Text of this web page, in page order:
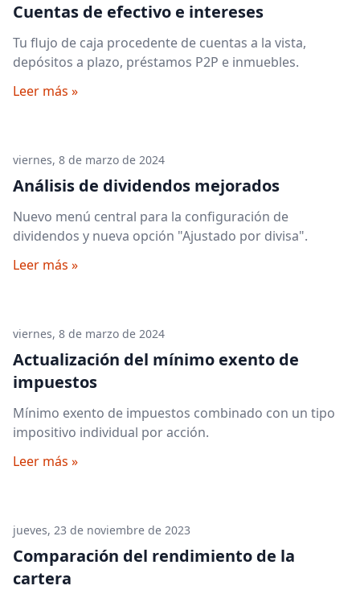
Cuentas de efectivo e intereses
Tu flujo de caja procedente de cuentas a la vista,
depósitos a plazo, préstamos P2P e inmuebles.
Leer más »
viernes, 8 de marzo de 2024
Análisis de dividendos mejorados
Nuevo menú central para la configuración de
dividendos y nueva opción "Ajustado por divisa".
Leer más »
viernes, 8 de marzo de 2024
Actualización del mínimo exento de
impuestos
Mínimo exento de impuestos combinado con un tipo
impositivo individual por acción.
Leer más »
jueves, 23 de noviembre de 2023
Comparación del rendimiento de la
cartera